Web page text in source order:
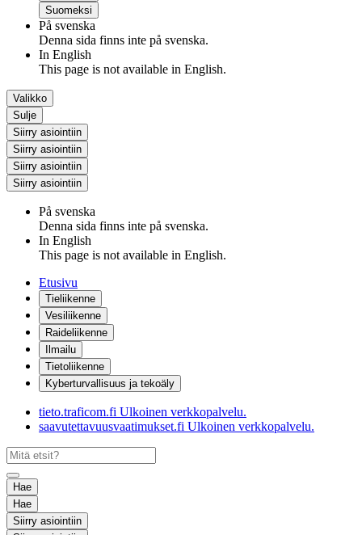
Suomeksi
På svenska
Denna sida finns inte på svenska.
In English
This page is not available in English.
Valikko
Sulje
Siirry asiointiin
Siirry asiointiin
Siirry asiointiin
Siirry asiointiin
På svenska
Denna sida finns inte på svenska.
In English
This page is not available in English.
Etusivu
Tieliikenne
Vesiliikenne
Raideliikenne
Ilmailu
Tietoliikenne
Kyberturvallisuus ja tekoäly
tieto.traficom.fi Ulkoinen verkkopalvelu.
saavutettavuusvaatimukset.fi Ulkoinen verkkopalvelu.
Hae
Hae
Siirry asiointiin